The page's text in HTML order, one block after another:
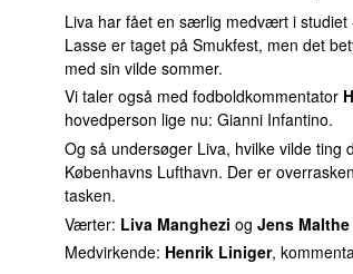
Liva har fået en særlig medvært i
Lasse er taget på Smukfest, men det
med sin vilde sommer.
Vi taler også med fodboldkommentator
hovedperson lige nu: Gianni Infantino.
Og så undersøger Liva, hvilke vilde ting
Københavns Lufthavn. Der er
tasken.
Værter: Liva Manghezi og Jens
Medvirkende: Henrik Liniger,